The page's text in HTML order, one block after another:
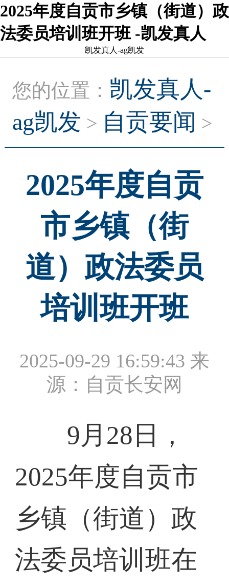
2025年度自贡市乡镇（街道）政
法委员培训班开班 -凯发真人
凯发真人-ag凯发
您的位置： 凯发真人-
ag凯发 > 自贡要闻 >
2025年度自贡
市乡镇（街
道）政法委员
培训班开班
2025-09-29 16:59:43 来
源：自贡长安网
9月28日，
2025年度自贡市
乡镇（街道）政
法委员培训班在